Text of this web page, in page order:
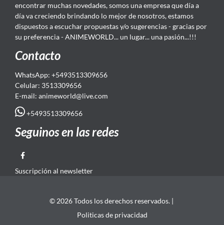
encontrar muchas novedades, somos una empresa que día a
día va creciendo brindando lo mejor de nosotros, estamos
dispuestos a escuchar propuestas y/o sugerencias - gracias por
su preferencia - ANIMEWORLD... un lugar... una pasión...!!!
Contacto
WhatsApp: +5493513309656
Celular: 3513309656
E-mail: animeworld@live.com
+5493513309656
Seguinos en las redes
Suscripción al newsletter
© 2026 Todos los derechos reservados. |
Politicas de privacidad